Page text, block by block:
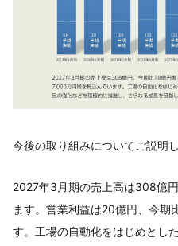
今後の取り組みについてご説明し
2027年3月期の売上高は308億
ます。営業利益は20億円、今期
す。工場の自動化をはじめとし